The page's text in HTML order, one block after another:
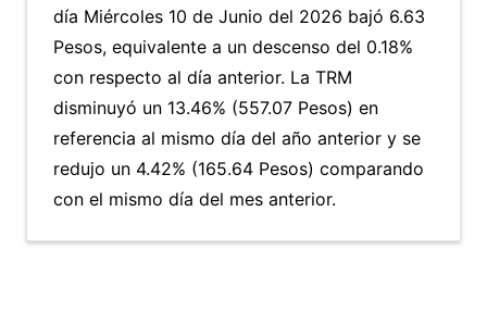
día Miércoles 10 de Junio del 2026 bajó 6.63
Pesos, equivalente a un descenso del 0.18%
con respecto al día anterior. La TRM
disminuyó un 13.46% (557.07 Pesos) en
referencia al mismo día del año anterior y se
redujo un 4.42% (165.64 Pesos) comparando
con el mismo día del mes anterior.